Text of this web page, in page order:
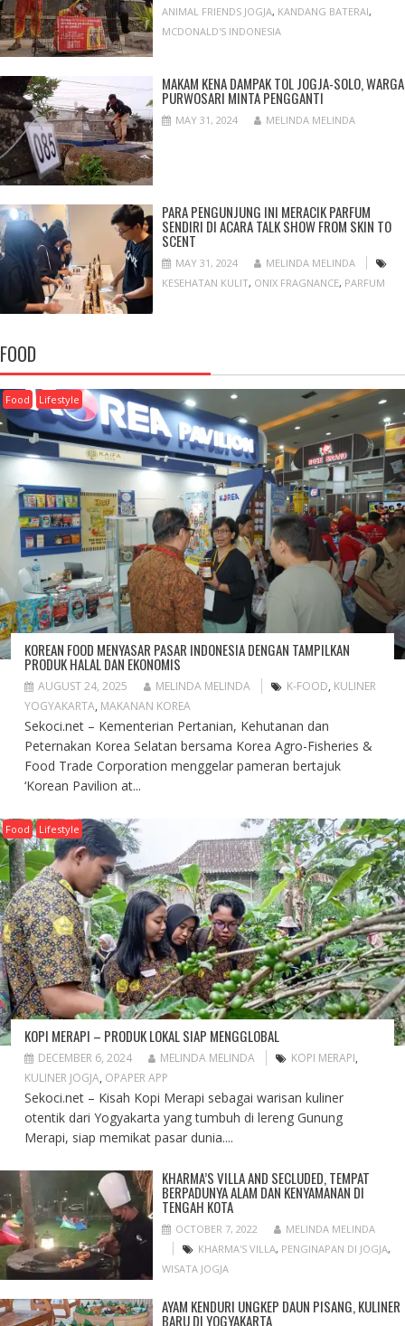
ANIMAL FRIENDS JOGJA, KANDANG BATERAI,
MCDONALD'S INDONESIA
MAKAM KENA DAMPAK TOL JOGJA-SOLO, WARGA
PURWOSARI MINTA PENGGANTI
MAY 31, 2024 MELINDA MELINDA
PARA PENGUNJUNG INI MERACIK PARFUM
SENDIRI DI ACARA TALK SHOW FROM SKIN TO
SCENT
MAY 31, 2024
MELINDA MELINDA
KESEHATAN KULIT, ONIX FRAGNANCE, PARFUM
FOOD
Food Lifestyle
KOREAN FOOD MENYASAR PASAR INDONESIA DENGAN TAMPILKAN
PRODUK HALAL DAN EKONOMIS
AUGUST 24, 2025 MELINDA MELINDA K-FOOD, KULINER
YOGYAKARTA, MAKANAN KOREA
Sekoci.net – Kementerian Pertanian, Kehutanan dan
Peternakan Korea Selatan bersama Korea Agro-Fisheries &
Food Trade Corporation menggelar pameran bertajuk
‘Korean Pavilion at...
Food Lifestyle
KOPI MERAPI – PRODUK LOKAL SIAP MENGGLOBAL
DECEMBER 6, 2024 MELINDA MELINDA KOPI MERAPI,
KULINER JOGJA, OPAPER APP
Sekoci.net – Kisah Kopi Merapi sebagai warisan kuliner
otentik dari Yogyakarta yang tumbuh di lereng Gunung
Merapi, siap memikat pasar dunia....
KHARMA’S VILLA AND SECLUDED, TEMPAT
BERPADUNYA ALAM DAN KENYAMANAN DI
TENGAH KOTA
OCTOBER 7, 2022
MELINDA MELINDA
KHARMA'S VILLA, PENGINAPAN DI JOGJA,
WISATA JOGJA
AYAM KENDURI UNGKEP DAUN PISANG, KULINER
BARU DI YOGYAKARTA